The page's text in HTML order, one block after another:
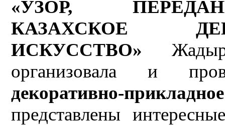
«УЗОР,
КАЗАХСКОЕ
ИСКУССТВО»
организовала и
декоративно-
представлены